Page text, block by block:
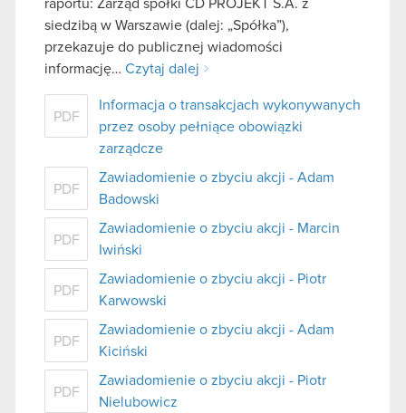
raportu: Zarząd spółki CD PROJEKT S.A. z
siedzibą w Warszawie (dalej: „Spółka”),
przekazuje do publicznej wiadomości
informację… Czytaj dalej
PDF
Informacja o transakcjach wykonywanych
przez osoby pełniące obowiązki
zarządcze
PDF
Zawiadomienie o zbyciu akcji - Adam
Badowski
PDF
Zawiadomienie o zbyciu akcji - Marcin
Iwiński
PDF
Zawiadomienie o zbyciu akcji - Piotr
Karwowski
PDF
Zawiadomienie o zbyciu akcji - Adam
Kiciński
PDF
Zawiadomienie o zbyciu akcji - Piotr
Nielubowicz